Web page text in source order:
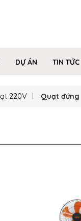
DỰ ÁN TIN TỨC
220V Quạt đứng